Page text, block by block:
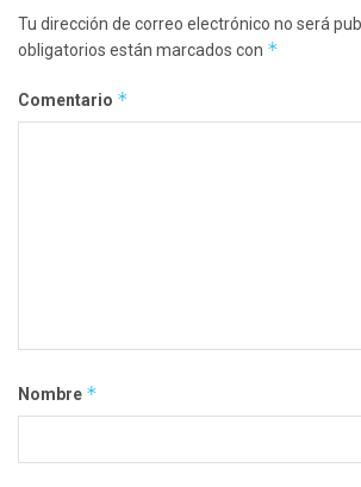
Tu dirección de correo electrónico no será
obligatorios están marcados con *
Comentario *
Nombre *